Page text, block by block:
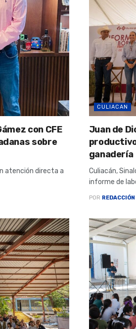
con CFE
sobre
atención directa a
CULIACAN
Juan de
ganadería
Culiacán,
informe de
POR REDACCIÓN